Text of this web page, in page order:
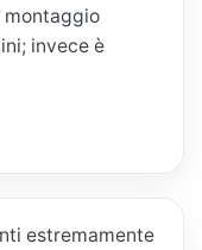
montaggio
invece è
estremamente